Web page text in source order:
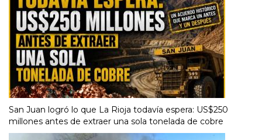
San Juan logró lo que La Rioja todavía espera: US$250
millones antes de extraer una sola tonelada de cobre